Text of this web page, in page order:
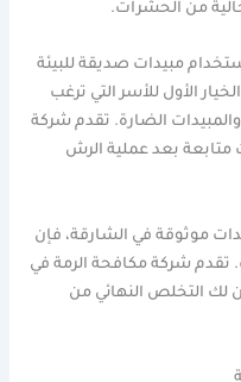
من الحشرات.
مبيدات صديقة للبيئة
الأول للأسر التي ترغب
الضارة. تقدم شركة
متابعة بعد عملية الرش
موثوقة في الشارقة، فإن
تقدم شركة مكافحة الرمة في
لك التخلص النهائي من